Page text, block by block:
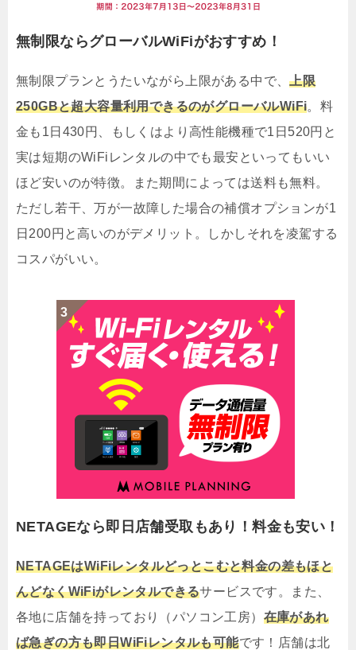
無制限ならグローバルWiFiがおすすめ！
無制限プランとうたいながら上限がある中で、上限
250GBと超大容量利用できるのがグローバルWiFi。料
金も1日430円、もしくはより高性能機種で1日520円と
実は短期のWiFiレンタルの中でも最安といってもいい
ほど安いのが特徴。また期間によっては送料も無料。
ただし若干、万が一故障した場合の補償オプションが1
日200円と高いのがデメリット。しかしそれを凌駕する
コスパがいい。
NETAGEなら即日店舗受取もあり！料金も安い！
NETAGEはWiFiレンタルどっとこむと料金の差もほと
んどなくWiFiがレンタルできるサービスです。また、
各地に店舗を持っており（パソコン工房） 在庫があれ
ば急ぎの方も即日WiFiレンタルも可能です！店舗は北